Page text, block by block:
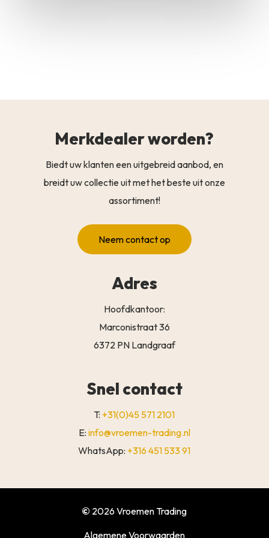
BEKIJK
Merkdealer worden?
Biedt uw klanten een uitgebreid aanbod, en
breidt uw collectie uit met het beste uit onze
assortiment!
Neem contact op
Adres
Hoofdkantoor:
Marconistraat 36
6372 PN Landgraaf
Snel contact
T: +31(0)45 571 2101
E: info@vroemen-trading.nl
WhatsApp: +316 451 533 91
© 2026Vroemen Trading
Algemene Voorwaarden